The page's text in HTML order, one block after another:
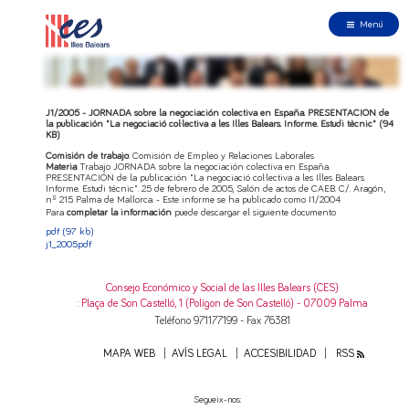
Menú
J1/2005 - JORNADA sobre la negociación colectiva en España. PRESENTACIÓN de
la publicación "La negociació col·lectiva a les Illes Balears. Informe. Estudi tècnic" (94
KB)
Comisión de trabajo: Comisión de Empleo y Relaciones Laborales
Materia: Trabajo JORNADA sobre la negociación colectiva en España.
PRESENTACIÓN de la publicación "La negociació col·lectiva a les Illes Balears.
Informe. Estudi tècnic". 25 de febrero de 2005, Salón de actos de CAEB. C/. Aragón,
nº 215. Palma de Mallorca. - Este informe se ha publicado como I1/2004
Paracompletar la información puede descargar el siguiente documento
pdf (97 kb)
j1_2005.pdf
Consejo Económico y Social de las Illes Balears (CES)
: Plaça de Son Castelló, 1 (Polígon de Son Castelló) - 07009 Palma
Teléfono 971177199 - Fax 76381
MAPA WEB AVÍS LEGAL ACCESIBILIDAD RSS
Segueix-nos: